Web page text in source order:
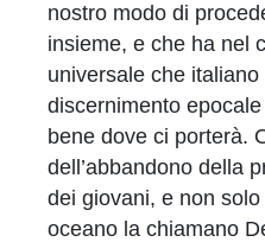
nostro modo di
insieme, e che ha nel
universale che
discernimento
bene dove ci porterà.
dell’abbandono della
dei giovani, e non
oceano la chiamano